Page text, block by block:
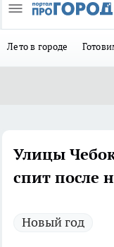
Лето в городе
Улицы
спит после
Новый год